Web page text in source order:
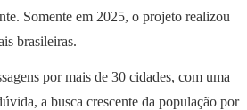
Somente em 2025, o projeto realizou
brasileiras.
por mais de 30 cidades, com uma
a busca crescente da população por